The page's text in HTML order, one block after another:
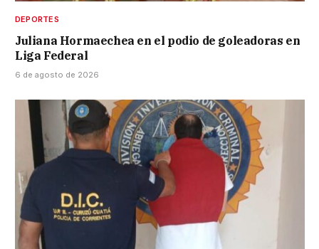
DEPORTES
Juliana Hormaechea en el podio de goleadoras en
Liga Federal
6 de agosto de 2026